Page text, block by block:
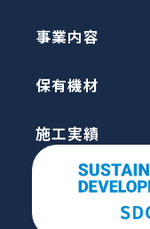
事業内容
保有機材
施工実績